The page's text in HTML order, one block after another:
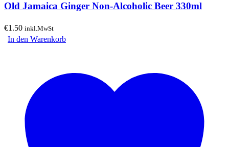
Old Jamaica Ginger Non-Alcoholic Beer 330ml
€1.50 inkl.MwSt
In den Warenkorb